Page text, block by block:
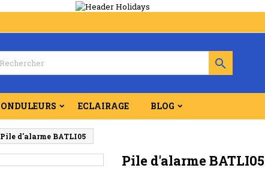

ONDULEURS ECLAIRAGE BLOG
Pile d'alarme BATLI05
Pile d'alarme BATLI05